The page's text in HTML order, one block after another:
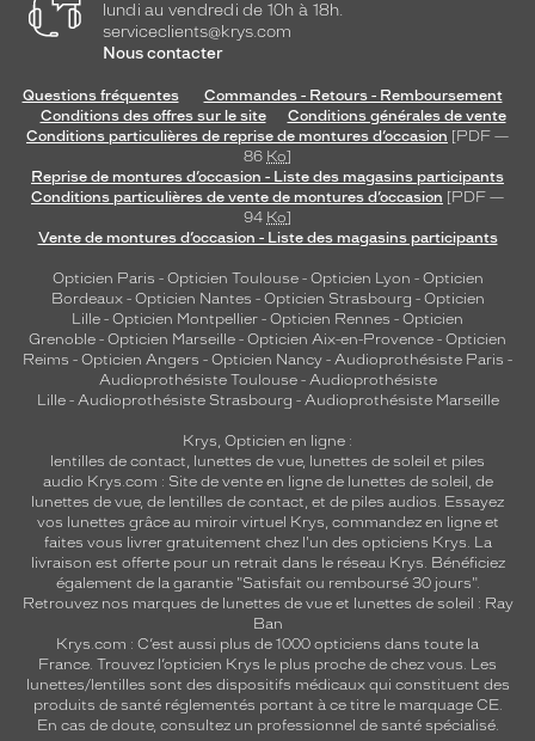
lundi au vendredi de 10h à 18h.
serviceclients@krys.com
Nous contacter
Questions fréquentes
Commandes - Retours - Remboursement
Conditions des offres sur le site
Conditions générales de vente
Conditions particulières de reprise de montures d’occasion [PDF —
86 Ko]
Reprise de montures d’occasion - Liste des magasins participants
Conditions particulières de vente de montures d’occasion [PDF —
94 Ko]
Vente de montures d’occasion - Liste des magasins participants
Opticien Paris - Opticien Toulouse- Opticien Lyon - Opticien
Bordeaux- Opticien Nantes - Opticien Strasbourg - Opticien
Lille - Opticien Montpellier - Opticien Rennes - Opticien
Grenoble - Opticien Marseille - Opticien Aix-en-Provence - Opticien
Reims - Opticien Angers - Opticien Nancy - Audioprothésiste Paris -
Audioprothésiste Toulouse- Audioprothésiste
Lille- Audioprothésiste Strasbourg - Audioprothésiste Marseille
Krys, Opticien en ligne :
lentilles de contact, lunettes de vue, lunettes de soleil et piles
audio Krys.com : Site de vente en ligne de lunettes de soleil, de
lunettes de vue, de lentilles de contact, et de piles audios. Essayez
vos lunettes grâce au miroir virtuel Krys, commandez en ligne et
faites vous livrer gratuitement chez l'un des opticiens Krys. La
livraison est offerte pour un retrait dans le réseau Krys. Bénéficiez
également de la garantie "Satisfait ou remboursé 30 jours".
Retrouvez nos marques de lunettes de vue et lunettes de soleil : Ray
Ban
Krys.com : C’est aussi plus de 1000 opticiens dans toute la
France. Trouvez l’opticien Krys le plus proche de chez vous. Les
lunettes/lentilles sont des dispositifs médicaux qui constituent des
produits de santé réglementés portant à ce titre le marquage CE.
En cas de doute, consultez un professionnel de santé spécialisé.